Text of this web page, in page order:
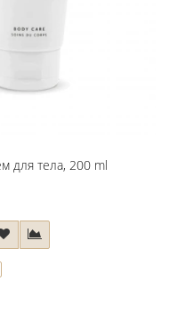
для тела, 200 ml